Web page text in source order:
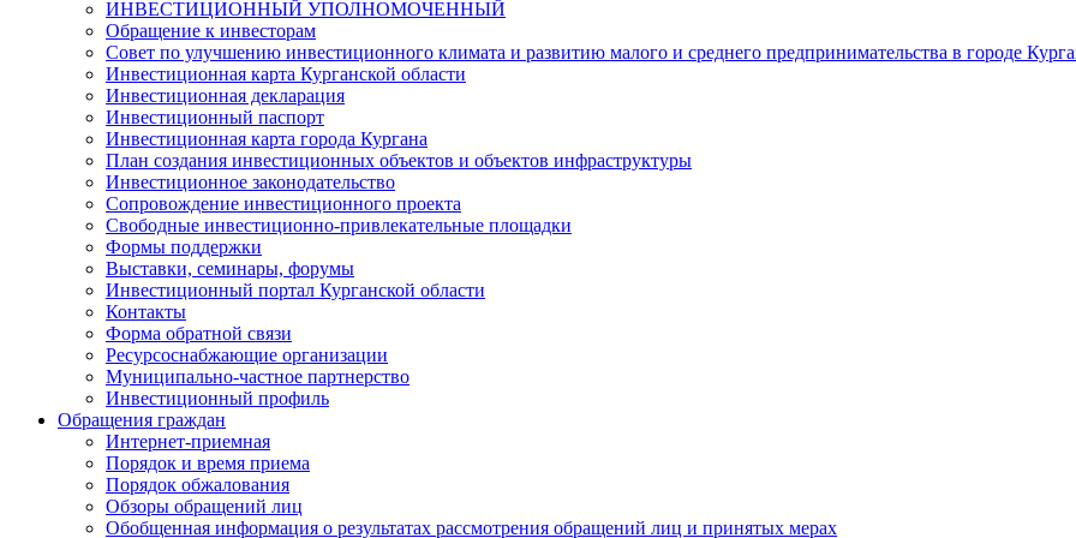
ИНВЕСТИЦИОННЫЙ УПОЛНОМОЧЕННЫЙ
Обращение к инвесторам
Совет по улучшению инвестиционного климата и развитию малого и среднего предпринимательства в городе
Инвестиционная карта Курганской области
Инвестиционная декларация
Инвестиционный паспорт
Инвестиционная карта города Кургана
План создания инвестиционных объектов и объектов инфраструктуры
Инвестиционное законодательство
Сопровождение инвестиционного проекта
Свободные инвестиционно-привлекательные площадки
Формы поддержки
Выставки, семинары, форумы
Инвестиционный портал Курганской области
Контакты
Форма обратной связи
Ресурсоснабжающие организации
Муниципально-частное партнерство
Инвестиционный профиль
Обращения граждан
Интернет-приемная
Порядок и время приема
Порядок обжалования
Обзоры обращений лиц
Обобщенная информация о результатах рассмотрения обращений лиц и принятых мерах